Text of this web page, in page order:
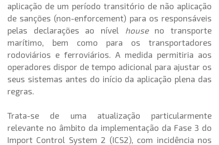
aplicação de um período transitório de não aplicação
de sanções (non-enforcement) para os responsáveis
pelas declarações ao nível houseno transporte
marítimo, bem como para os transportadores
rodoviários e ferroviários. A medida permitiria aos
operadores dispor de tempo adicional para ajustar os
seus sistemas antes do início da aplicação plena das
regras.
Trata-se de uma atualização particularmente
relevante no âmbito da implementação da Fase 3 do
Import Control System 2 (ICS2), com incidência nos